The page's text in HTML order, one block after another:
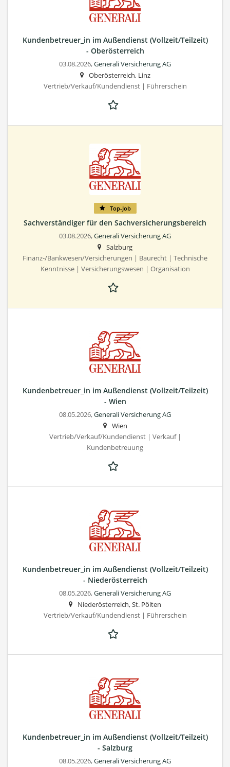
Kundenbetreuer_in im Außendienst (Vollzeit/Teilzeit)
- Oberösterreich
03.08.2026,Generali Versicherung AG
Oberösterreich, Linz
Vertrieb/Verkauf/Kundendienst | Führerschein
Top-Job
Sachverständiger für den Sachversicherungsbereich
03.08.2026,Generali Versicherung AG
Salzburg
Finanz-/Bankwesen/Versicherungen | Baurecht | Technische
Kenntnisse | Versicherungswesen | Organisation
Kundenbetreuer_in im Außendienst (Vollzeit/Teilzeit)
- Wien
08.05.2026,Generali Versicherung AG
Wien
Vertrieb/Verkauf/Kundendienst | Verkauf |
Kundenbetreuung
Kundenbetreuer_in im Außendienst (Vollzeit/Teilzeit)
- Niederösterreich
08.05.2026,Generali Versicherung AG
Niederösterreich, St. Pölten
Vertrieb/Verkauf/Kundendienst | Führerschein
Kundenbetreuer_in im Außendienst (Vollzeit/Teilzeit)
- Salzburg
08.05.2026,Generali Versicherung AG